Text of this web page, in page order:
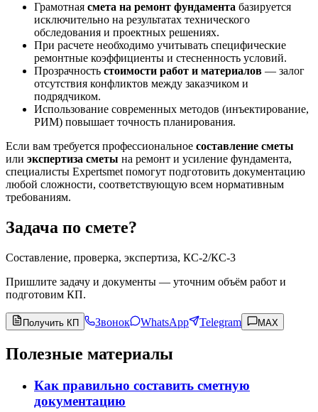
Грамотная смета на ремонт фундамента базируется
исключительно на результатах технического
обследования и проектных решениях.
При расчете необходимо учитывать специфические
ремонтные коэффициенты и стесненность условий.
Прозрачность стоимости работ и материалов — залог
отсутствия конфликтов между заказчиком и
подрядчиком.
Использование современных методов (инъектирование,
РИМ) повышает точность планирования.
Если вам требуется профессиональное составление сметы
или экспертиза сметы на ремонт и усиление фундамента,
специалисты Expertsmet помогут подготовить документацию
любой сложности, соответствующую всем нормативным
требованиям.
Задача по смете?
Составление, проверка, экспертиза, КС-2/КС-3
Пришлите задачу и документы — уточним объём работ и
подготовим КП.
Получить КП Звонок WhatsApp Telegram MAX
Полезные материалы
Как правильно составить сметную
документацию